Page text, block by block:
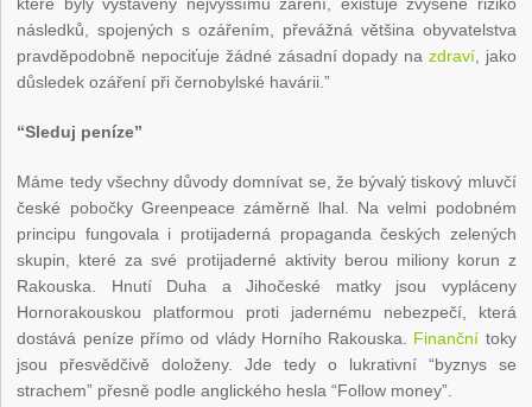
které byly vystaveny nejvyššímu záření, existuje zvýšené riziko
následků, spojených s ozářením, převážná většina obyvatelstva
pravděpodobně nepociťuje žádné zásadní dopady na zdraví, jako
důsledek ozáření při černobylské havárii.”
“Sleduj peníze”
Máme tedy všechny důvody domnívat se, že bývalý tiskový mluvčí
české pobočky Greenpeace záměrně lhal. Na velmi podobném
principu fungovala i protijaderná propaganda českých zelených
skupin, které za své protijaderné aktivity berou miliony korun z
Rakouska. Hnutí Duha a Jihočeské matky jsou vypláceny
Hornorakouskou platformou proti jadernému nebezpečí, která
dostává peníze přímo od vlády Horního Rakouska. Finanční toky
jsou přesvědčivě doloženy. Jde tedy o lukrativní “byznys se
strachem” přesně podle anglického hesla “Follow money”.